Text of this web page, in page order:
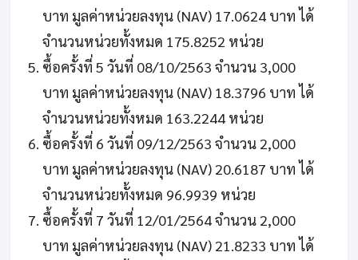
บาท มูลค่าหน่วยลงทุน (NAV) 17.0624 บาท ได้
จำนวนหน่วยทั้งหมด 175.8252 หน่วย
ซื้อครั้งที่ 5 วันที่ 08/10/2563 จำนวน 3,000
บาท มูลค่าหน่วยลงทุน (NAV) 18.3796 บาท ได้
จำนวนหน่วยทั้งหมด 163.2244 หน่วย
ซื้อครั้งที่ 6 วันที่ 09/12/2563 จำนวน 2,000
บาท มูลค่าหน่วยลงทุน (NAV) 20.6187 บาท ได้
จำนวนหน่วยทั้งหมด 96.9939 หน่วย
ซื้อครั้งที่ 7 วันที่ 12/01/2564 จำนวน 2,000
บาท มูลค่าหน่วยลงทุน (NAV) 21.8233 บาท ได้